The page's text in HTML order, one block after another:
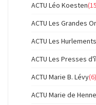
ACTU Léo Koesten
ACTU Les Grandes
ACTU Les
ACTU Les Presses
ACTU Marie B. Lévy(6)
ACTU Marie de